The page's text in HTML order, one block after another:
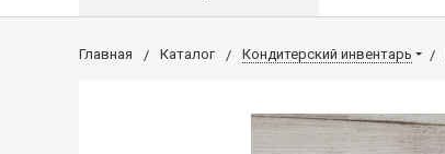
Главная Каталог Кондитерский инвентарь